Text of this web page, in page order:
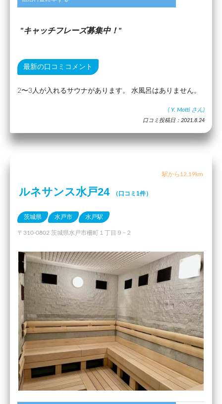
キャッチフレーズ募集中！
最新の口コミコメント
2〜3人が入れるサウナがあります。 水風呂はありません。
( Y. Motti さん)
口コミ投稿日：2021.8.24
駅から12.19km
ルネサンス水戸24 （口コミ1件）
茨城県 水戸市 水戸駅
〒310-0802 茨城県水戸市柵町１丁目９−２